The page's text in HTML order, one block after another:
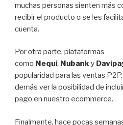
muchas personas sienten más
recibir el producto o se les
cuenta.
Por otra parte, plataformas
como Nequi, Nubanky
popularidad para las ventas
demás ver la posibilidad de
pago en nuestro ecommerce.
Finalmente, hace pocas